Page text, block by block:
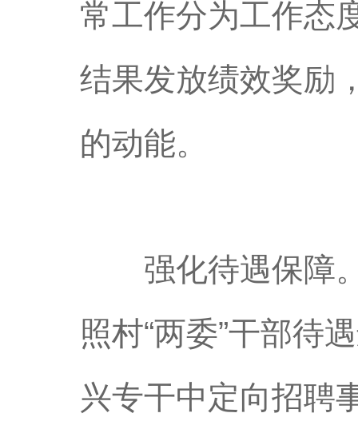
常工作分为工作态
结果发放绩效奖励
的动能。
强化待遇保障。
照村“两委”干部待
兴专干中定向招聘